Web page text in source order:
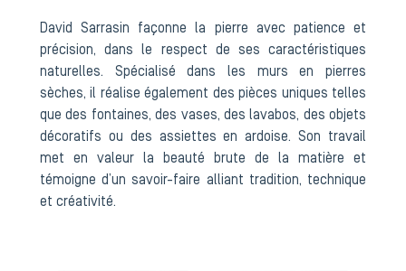
David Sarrasin façonne la pierre avec patience et
précision, dans le respect de ses caractéristiques
naturelles. Spécialisé dans les murs en pierres
sèches, il réalise également des pièces uniques telles
que des fontaines, des vases, des lavabos, des objets
décoratifs ou des assiettes en ardoise. Son travail
met en valeur la beauté brute de la matière et
témoigne d’un savoir-faire alliant tradition, technique
et créativité.